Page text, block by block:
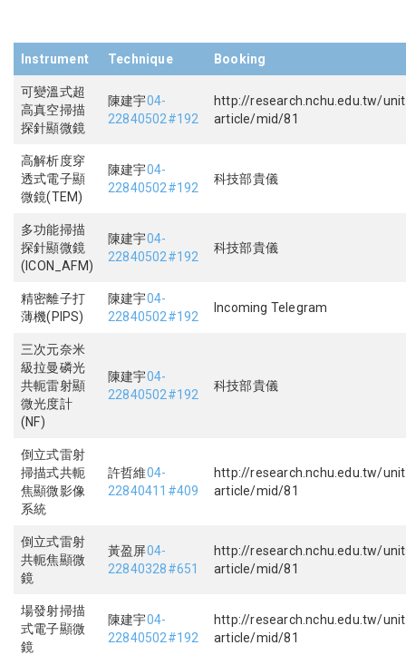
Instrument Technique Booking
可變溫式超
高真空掃描
探針顯微鏡
陳建宇04-
22840502#192
http://research.nchu.edu.tw/
article/mid/81
高解析度穿
透式電子顯
微鏡(TEM)
陳建宇04-
22840502#192
科技部貴儀
多功能掃描
探針顯微鏡
(ICON_AFM)
陳建宇04-
22840502#192
科技部貴儀
精密離子打
薄機(PIPS)
陳建宇04-
22840502#192
Incoming Telegram
三次元奈米
級拉曼磷光
共軛雷射顯
微光度計
(NF)
陳建宇04-
22840502#192
科技部貴儀
倒立式雷射
掃描式共軛
焦顯微影像
系統
許哲維04-
22840411#409
http://research.nchu.edu.tw/
article/mid/81
倒立式雷射
共軛焦顯微
鏡
黃盈屏04-
22840328#651
http://research.nchu.edu.tw/
article/mid/81
場發射掃描
式電子顯微
鏡
陳建宇04-
22840502#192
http://research.nchu.edu.tw/
article/mid/81